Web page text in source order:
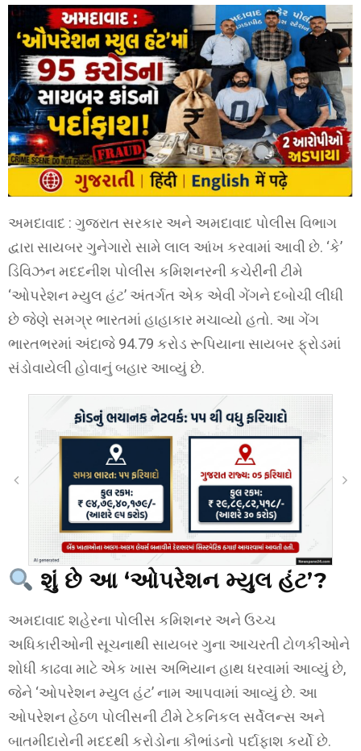
અમદાવાદ : ગુજરાત સરકાર અને અમદાવાદ પોલીસ વિભાગ
દ્વારા સાયબર ગુનેગારો સામે લાલ આંખ કરવામાં આવી છે. ‘કે’
ડિવિઝન મદદનીશ પોલીસ કમિશનરની કચેરીની ટીમે
‘ઓપરેશન મ્યુલ હંટ’ અંતર્ગત એક એવી ગેંગને દબોચી લીધી
છે જેણે સમગ્ર ભારતમાં હાહાકાર મચાવ્યો હતો. આ ગેંગ
ભારતભરમાં અંદાજે 94.79 કરોડ રૂપિયાના સાયબર ફ્રોડમાં
સંડોવાયેલી હોવાનું બહાર આવ્યું છે.
શું છે આ ‘ઓપરેશન મ્યુલ હંટ’?
અમદાવાદ શહેરના પોલીસ કમિશનર અને ઉચ્ચ
અધિકારીઓની સૂચનાથી સાયબર ગુના આચરતી ટોળકીઓને
શોધી કાઢવા માટે એક ખાસ અભિયાન હાથ ધરવામાં આવ્યું છે,
જેને ‘ઓપરેશન મ્યુલ હંટ’ નામ આપવામાં આવ્યું છે. આ
ઓપરેશન હેઠળ પોલીસની ટીમે ટેકનિકલ સર્વેલન્સ અને
બાતમીદારોની મદદથી કરોડોના કૌભાંડનો પર્દાફાશ કર્યો છે.